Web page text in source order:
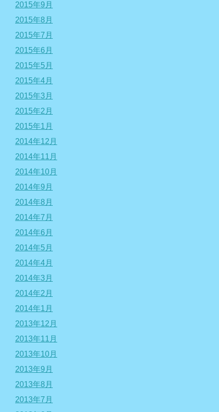
2015年9月
2015年8月
2015年7月
2015年6月
2015年5月
2015年4月
2015年3月
2015年2月
2015年1月
2014年12月
2014年11月
2014年10月
2014年9月
2014年8月
2014年7月
2014年6月
2014年5月
2014年4月
2014年3月
2014年2月
2014年1月
2013年12月
2013年11月
2013年10月
2013年9月
2013年8月
2013年7月